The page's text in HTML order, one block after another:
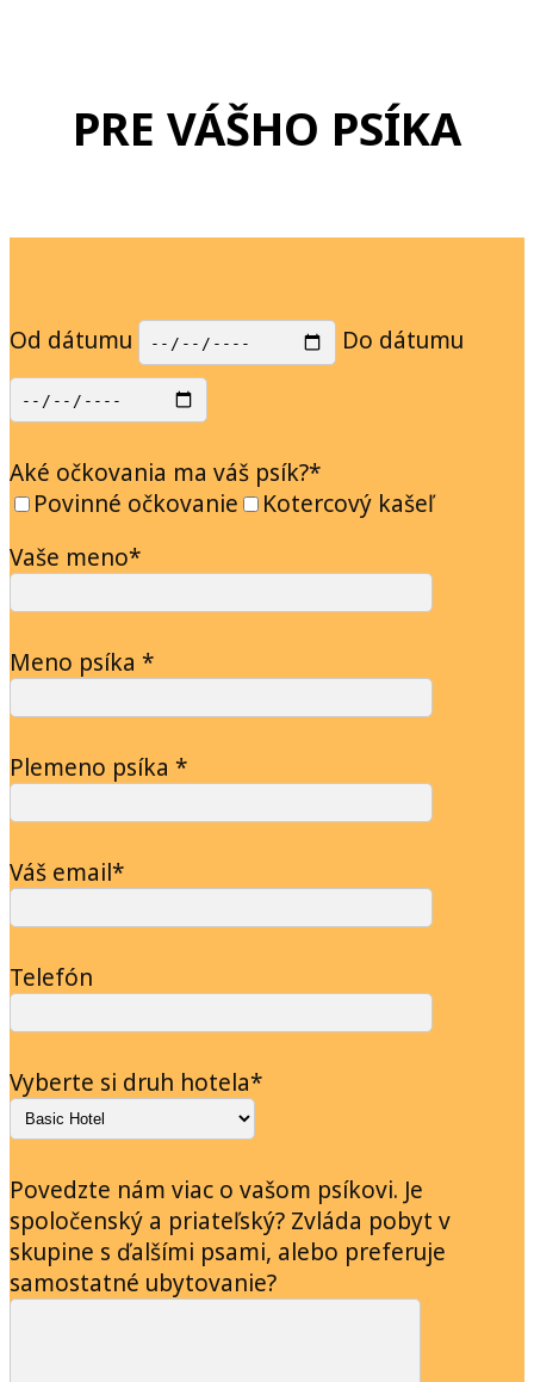
PRE VÁŠHO PSÍKA
Od dátumu Do dátumu
Aké očkovania ma váš psík?*
Povinné očkovanie
Kotercový kašeľ
Vaše meno*
Meno psíka *
Plemeno psíka *
Váš email*
Telefón
Vyberte si druh hotela*
Povedzte nám viac o vašom psíkovi. Je
spoločenský a priateľský? Zvláda pobyt v
skupine s ďalšími psami, alebo preferuje
samostatné ubytovanie?